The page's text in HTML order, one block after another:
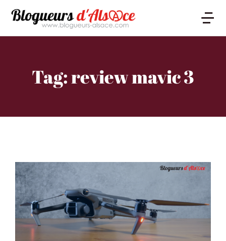
Tag: review mavic 3